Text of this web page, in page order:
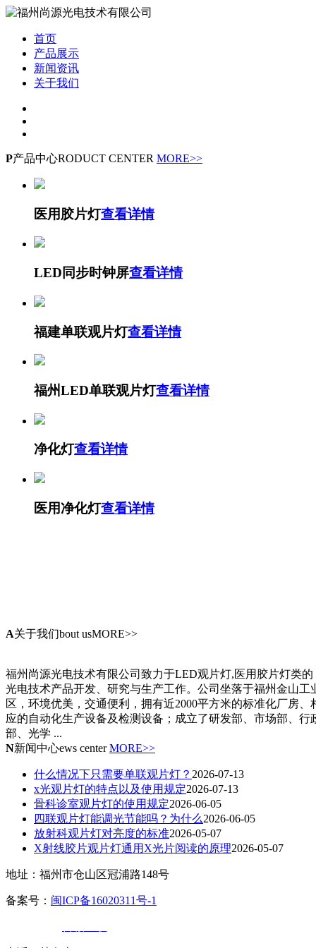
首页
产品展示
新闻资讯
关于我们
P产品中心RODUCT CENTER MORE>>
医用胶片灯查看详情
LED同步时钟屏查看详情
福建单联观片灯查看详情
福州LED单联观片灯查看详情
净化灯查看详情
医用净化灯查看详情
A关于我们bout usMORE>>
福州尚源光电技术有限公司致力于LED观片灯,医用胶片灯类的
光电技术产品开发、研究与生产工作。公司坐落于福州金山工
区，环境优美，交通便利，拥有近2000平方米的标准化厂房、
应的自动化生产设备及检测设备；成立了研发部、市场部、行
部、光学 ...
N新闻中心ews center MORE>>
什么情况下只需要单联观片灯？ 2026-07-13
x光观片灯的特点以及使用规定2026-07-13
骨科诊室观片灯的使用规定2026-06-05
四联观片灯能调光节能吗？为什么2026-06-05
放射科观片灯对亮度的标准2026-05-07
X射线胶片观片灯通用X光片阅读的原理2026-05-07
地址：福州市仓山区冠浦路148号
备案号： 闽ICP备16020311号-1